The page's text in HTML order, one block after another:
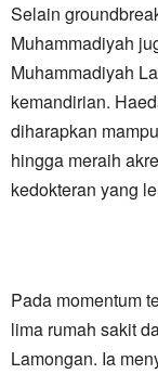
Selain
Muhammadiyah
Muhammadiyah
kemandirian.
diharapkan
hingga meraih
kedokteran yang
Pada momentum
lima rumah sakit
Lamongan. Ia